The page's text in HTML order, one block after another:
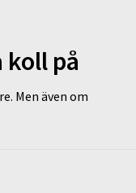
på
Men även om